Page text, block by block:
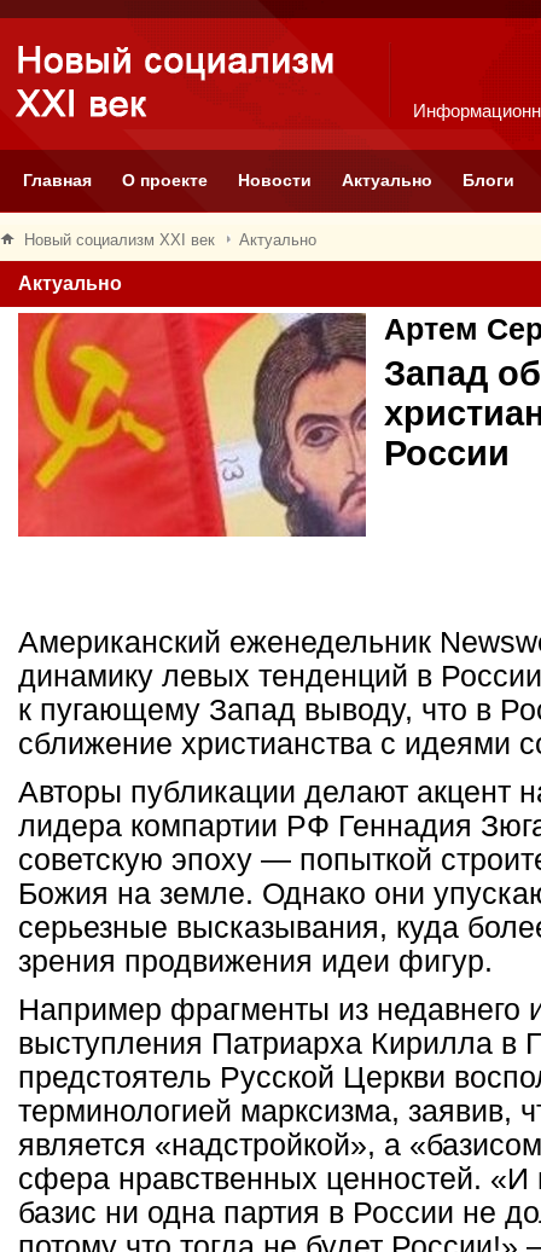
Главная О проекте Новости Актуально Блоги
Новый социализм XXI век Актуально
Актуально
Артем
Запад
России
Американский еженедельник
динамику левых тенденций в
к пугающему Запад выводу, что в
сближение христианства с идеями
Авторы публикации делают акцент
лидера компартии РФ Геннадия
советскую эпоху — попыткой
Божия на земле. Однако они
серьезные высказывания, куда
зрения продвижения идеи фигур.
Например фрагменты из недавнего
выступления Патриарха Кирилла в
предстоятель Русской Церкви
терминологией марксизма, заявив,
является «надстройкой», а
сфера нравственных ценностей. «И
базис ни одна партия в России не